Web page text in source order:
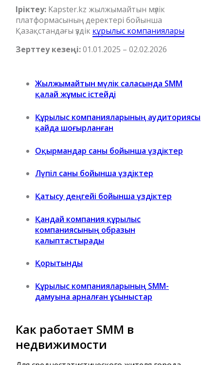
Іріктеу: Kapster.kz жылжымайтын мүлік
платформасының деректері бойынша
Қазақстандағы үздік құрылыс компаниялары
Зерттеу кезеңі:01.01.2025 – 02.02.2026
Жылжымайтын мүлік саласында SMM
қалай жұмыс істейді
Құрылыс компанияларының аудиториясы
қайда шоғырланған
Оқырмандар саны бойынша үздіктер
Лүпіл саны бойынша үздіктер
Қатысу деңгейі бойынша үздіктер
Қандай компания құрылыс
компаниясының образын
қалыптастырады
Қорытынды
Құрылыс компанияларының SMM-
дамуына арналған ұсыныстар
Как работает SMM в
недвижимости